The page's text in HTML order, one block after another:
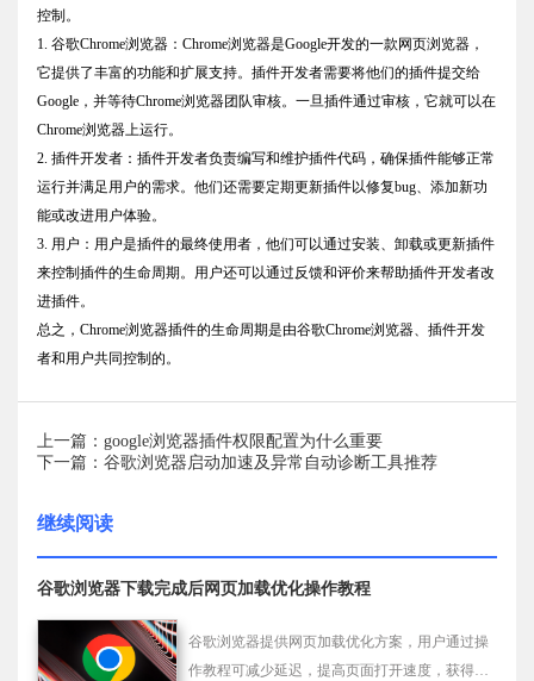
控制。
1. 谷歌Chrome浏览器：Chrome浏览器是Google开发的一款网页浏览器，
它提供了丰富的功能和扩展支持。插件开发者需要将他们的插件提交给
Google，并等待Chrome浏览器团队审核。一旦插件通过审核，它就可以在
Chrome浏览器上运行。
2. 插件开发者：插件开发者负责编写和维护插件代码，确保插件能够正常
运行并满足用户的需求。他们还需要定期更新插件以修复bug、添加新功
能或改进用户体验。
3. 用户：用户是插件的最终使用者，他们可以通过安装、卸载或更新插件
来控制插件的生命周期。用户还可以通过反馈和评价来帮助插件开发者改
进插件。
总之，Chrome浏览器插件的生命周期是由谷歌Chrome浏览器、插件开发
者和用户共同控制的。
上一篇：google浏览器插件权限配置为什么重要
下一篇：谷歌浏览器启动加速及异常自动诊断工具推荐
继续阅读
谷歌浏览器下载完成后网页加载优化操作教程
谷歌浏览器提供网页加载优化方案，用户通过操
作教程可减少延迟，提高页面打开速度，获得更